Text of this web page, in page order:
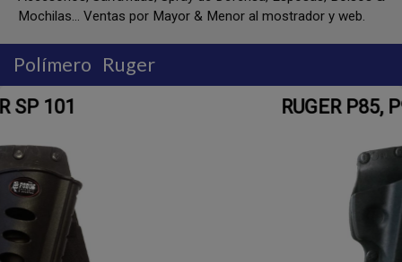
Mochilas... Ventas por Mayor & Menor al mostrador y web.
Polímero Ruger
RUGER P85, P90, P93, P94, P97